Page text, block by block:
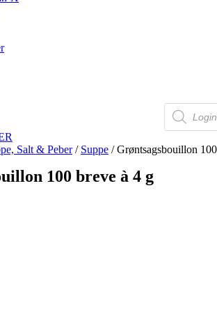
Products
search
Salt & Peber/ Suppe / Grøntsagsbouillon
100 breve à 4 g